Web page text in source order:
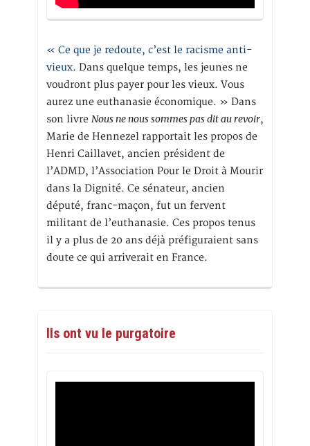
« Ce que je redoute, c’est le racisme anti-
vieux. Dans quelque temps, les jeunes ne
voudront plus payer pour les vieux. Vous
aurez une euthanasie économique. » Dans
son livre Nous ne nous sommes pas dit au revoir,
Marie de Hennezel rapportait les propos de
Henri Caillavet, ancien président de
l’ADMD, l’Association Pour le Droit à Mourir
dans la Dignité. Ce sénateur, ancien
député, franc-maçon, fut un fervent
militant de l’euthanasie. Ces propos tenus
il y a plus de 20 ans déjà préfiguraient sans
doute ce qui arriverait en France.
Ils ont vu le purgatoire